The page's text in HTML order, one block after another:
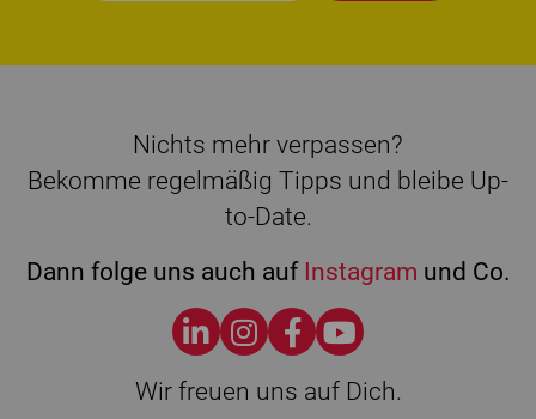
Nichts mehr verpassen?
Bekomme regelmäßig Tipps und bleibe Up-
to-Date.
Dann folge uns auch auf Instagram und Co.
Wir freuen uns auf Dich.